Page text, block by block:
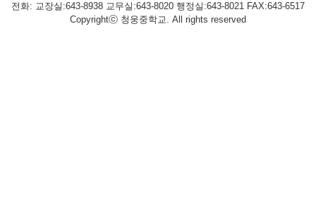
전화: 교장실:643-8938 교무실:643-8020 행정실:643-8021 FAX:643-6517
Copyrightⓒ 청웅중학교. All rights reserved